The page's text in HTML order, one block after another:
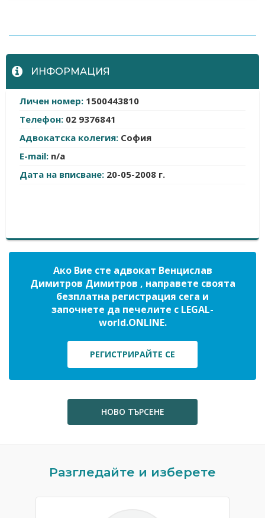
ИНФОРМАЦИЯ
Личен номер: 1500443810
Телефон: 02 9376841
Адвокатска колегия: София
E-mail: n/a
Дата на вписване: 20-05-2008 г.
Ако Вие сте адвокат Венцислав
Димитров Димитров , направете своята
безплатна регистрация сега и
започнете да печелите с LEGAL-
world.ONLINE.
РЕГИСТРИРАЙТЕ СЕ
НОВО ТЪРСЕНЕ
Разгледайте и изберете